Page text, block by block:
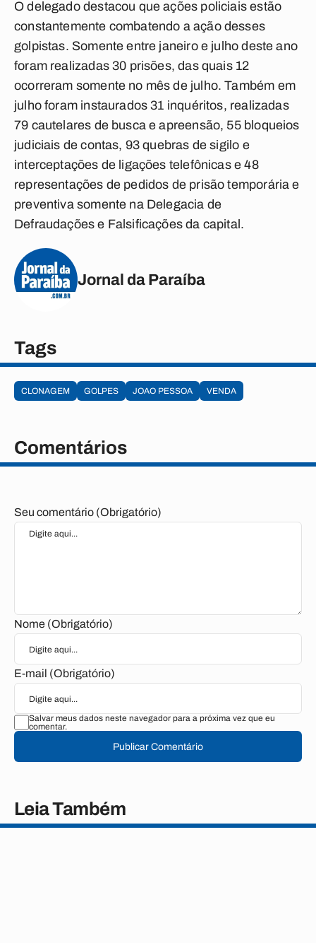
O delegado destacou que ações policiais estão
constantemente combatendo a ação desses
golpistas. Somente entre janeiro e julho deste ano
foram realizadas 30 prisões, das quais 12
ocorreram somente no mês de julho. Também em
julho foram instaurados 31 inquéritos, realizadas
79 cautelares de busca e apreensão, 55 bloqueios
judiciais de contas, 93 quebras de sigilo e
interceptações de ligações telefônicas e 48
representações de pedidos de prisão temporária e
preventiva somente na Delegacia de
Defraudações e Falsificações da capital.
Jornal da Paraíba
Tags
CLONAGEM GOLPES JOAO PESSOA VENDA
Comentários
Seu comentário (Obrigatório)
Nome (Obrigatório)
E-mail (Obrigatório)
Salvar meus dados neste navegador para a próxima vez que eu
comentar.
Publicar Comentário
Leia Também